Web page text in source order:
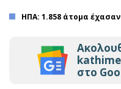
ΗΠΑ: 1.858 άτομα
στο